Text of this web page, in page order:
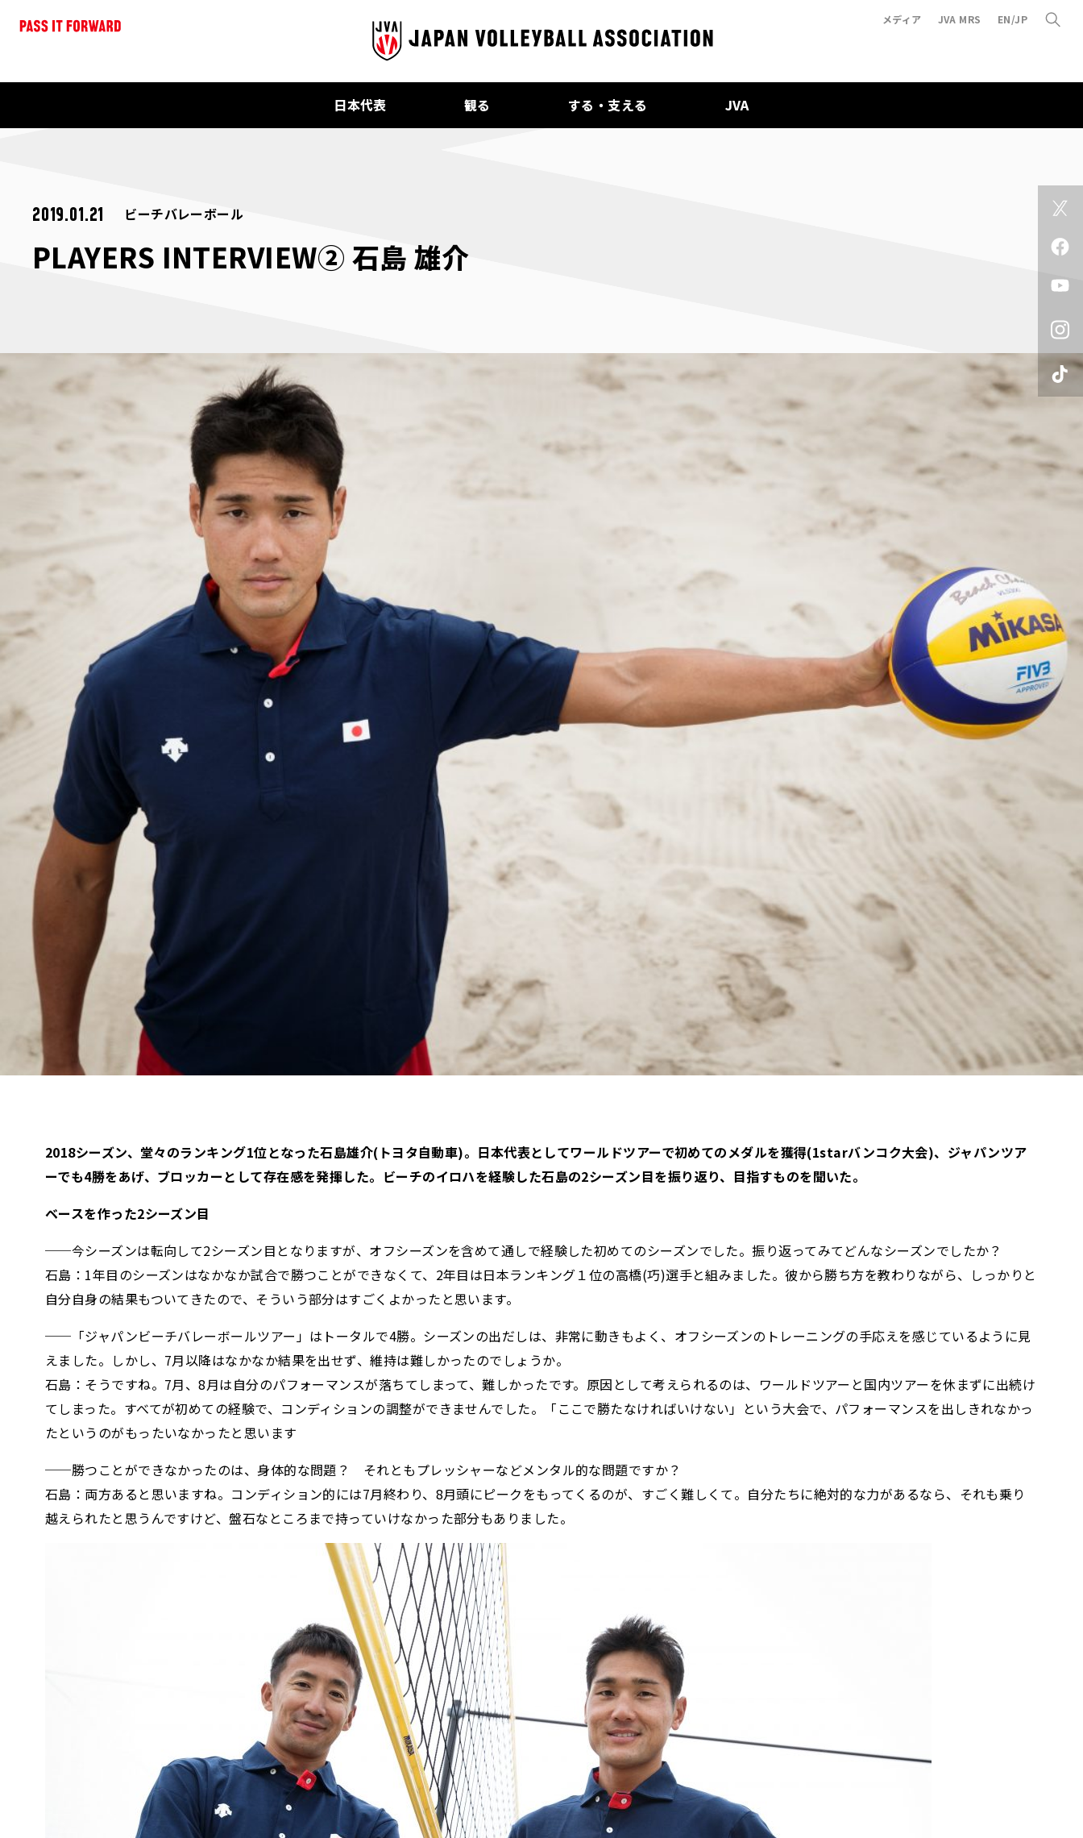
メディア JVA MRS EN/JP
日本代表 観る する・支える JVA
2019.01.21 ビーチバレーボール
PLAYERS INTERVIEW② 石島 雄介
2018シーズン、堂々のランキング1位となった石島雄介(トヨタ自動車)。日本代表としてワールドツアーで初めてのメダルを獲得(1starバンコク大会)、ジャパンツア
ーでも4勝をあげ、ブロッカーとして存在感を発揮した。ビーチのイロハを経験した石島の2シーズン目を振り返り、目指すものを聞いた。
ベースを作った2シーズン目
──今シーズンは転向して2シーズン目となりますが、オフシーズンを含めて通しで経験した初めてのシーズンでした。振り返ってみてどんなシーズンでしたか？
石島：1年目のシーズンはなかなか試合で勝つことができなくて、2年目は日本ランキング１位の高橋(巧)選手と組みました。彼から勝ち方を教わりながら、しっかりと
自分自身の結果もついてきたので、そういう部分はすごくよかったと思います。
──「ジャパンビーチバレーボールツアー」はトータルで4勝。シーズンの出だしは、非常に動きもよく、オフシーズンのトレーニングの手応えを感じているように見
えました。しかし、7月以降はなかなか結果を出せず、維持は難しかったのでしょうか。
石島：そうですね。7月、8月は自分のパフォーマンスが落ちてしまって、難しかったです。原因として考えられるのは、ワールドツアーと国内ツアーを休まずに出続け
てしまった。すべてが初めての経験で、コンディションの調整ができませんでした。「ここで勝たなければいけない」という大会で、パフォーマンスを出しきれなかっ
たというのがもったいなかったと思います
──勝つことができなかったのは、身体的な問題？ それともプレッシャーなどメンタル的な問題ですか？
石島：両方あると思いますね。コンディション的には7月終わり、8月頭にピークをもってくるのが、すごく難しくて。自分たちに絶対的な力があるなら、それも乗り
越えられたと思うんですけど、盤石なところまで持っていけなかった部分もありました。